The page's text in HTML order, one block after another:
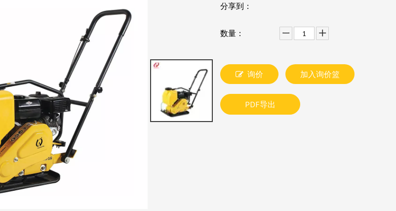
分享到：
数量：
询价 加入询价篮
PDF导出